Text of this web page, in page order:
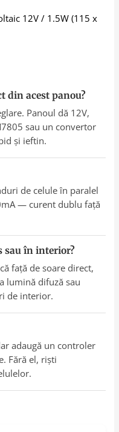
12V / 1.5W (115 x
din acest panou?
Panoul dă 12V,
sau un convertor
și ieftin.
de celule în paralel
— curent dublu față
sau în interior?
față de soare direct,
lumină difuză sau
de interior.
adaugă un controler
Fără el, riști